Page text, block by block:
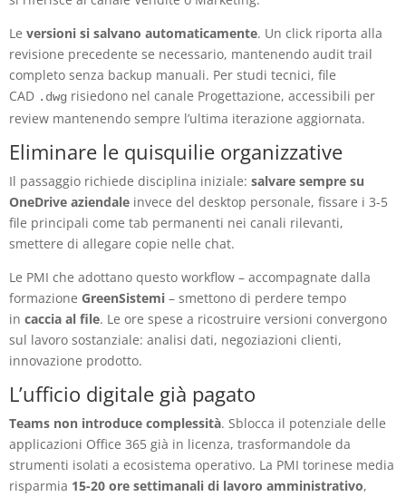
Le versioni si salvano automaticamente. Un click riporta alla
revisione precedente se necessario, mantenendo audit trail
completo senza backup manuali. Per studi tecnici, file
CAD .dwg risiedono nel canale Progettazione, accessibili per
review mantenendo sempre l’ultima iterazione aggiornata.
Eliminare le quisquilie organizzative
Il passaggio richiede disciplina iniziale: salvare sempre su
OneDrive aziendale invece del desktop personale, fissare i 3-5
file principali come tab permanenti nei canali rilevanti,
smettere di allegare copie nelle chat.
Le PMI che adottano questo workflow – accompagnate dalla
formazione GreenSistemi – smettono di perdere tempo
in caccia al file. Le ore spese a ricostruire versioni convergono
sul lavoro sostanziale: analisi dati, negoziazioni clienti,
innovazione prodotto.
L’ufficio digitale già pagato
Teams non introduce complessità. Sblocca il potenziale delle
applicazioni Office 365 già in licenza, trasformandole da
strumenti isolati a ecosistema operativo. La PMI torinese media
risparmia 15-20 ore settimanali di lavoro amministrativo,